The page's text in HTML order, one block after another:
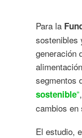
Para la
sostenibles
generación
segmentos
sostenible”
cambios en
El estudio,